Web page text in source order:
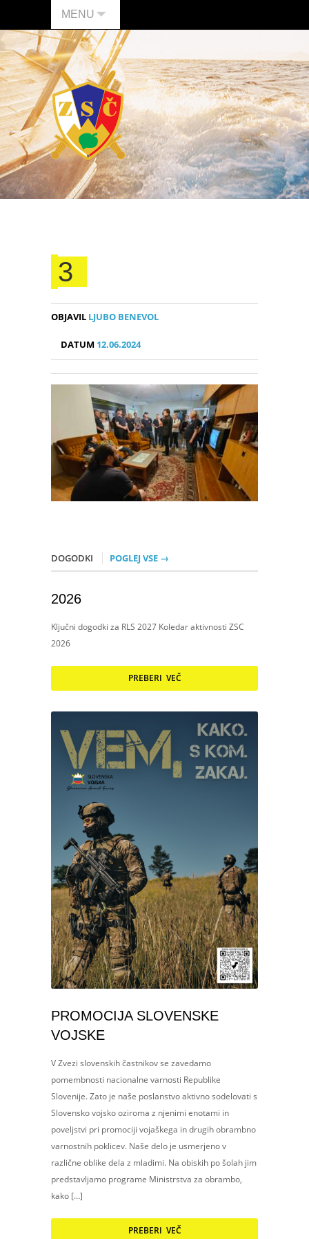
MENU
3
OBJAVIL LJUBO BENEVOL
DATUM 12.06.2024
DOGODKI POGLEJ VSE →
2026
Ključni dogodki za RLS 2027 Koledar aktivnosti ZSC
2026
PREBERI VEČ
PROMOCIJA SLOVENSKE
VOJSKE
V Zvezi slovenskih častnikov se zavedamo
pomembnosti nacionalne varnosti Republike
Slovenije. Zato je naše poslanstvo aktivno sodelovati s
Slovensko vojsko oziroma z njenimi enotami in
poveljstvi pri promociji vojaškega in drugih obrambno
varnostnih poklicev. Naše delo je usmerjeno v
različne oblike dela z mladimi. Na obiskih po šolah jim
predstavljamo programe Ministrstva za obrambo,
kako […]
PREBERI VEČ